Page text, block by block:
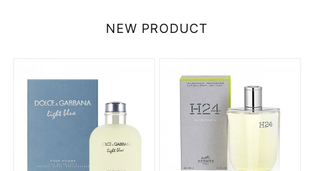
NEW PRODUCT